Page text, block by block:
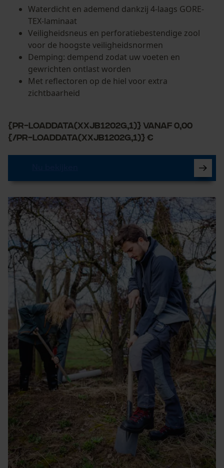
Waterdicht en ademend dankzij 4-laags GORE-
TEX-laminaat
Veiligheidsneus en perforatiebestendige zool
voor de hoogste veiligheidsnormen
Demping: dempend zodat uw voeten en
gewrichten ontlast worden
Met reflectoren op de hiel voor extra
zichtbaarheid
{PR-LoadData(XXJB1202G,1)} vanaf 0,00
{/PR-LoadData(XXJB1202G,1)} €